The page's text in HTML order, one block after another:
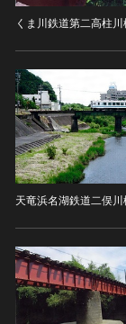
くま川鉄道第二高柱川
天竜浜名湖鉄道二俣川
文楽
歌舞伎
その他
工芸技術
金工
漆芸
染織
陶芸
生活文化
生活文化
食文化